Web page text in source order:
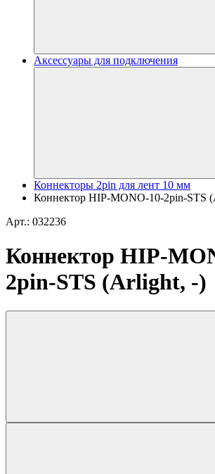
Аксессуары для подключения
Коннекторы 2pin для лент 10 мм
Коннектор HIP-MONO-10-2pin-STS
Арт.: 032236
Коннектор HIP-
2pin-STS (Arlight, -)